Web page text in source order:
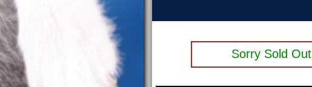
Sorry Sold Out